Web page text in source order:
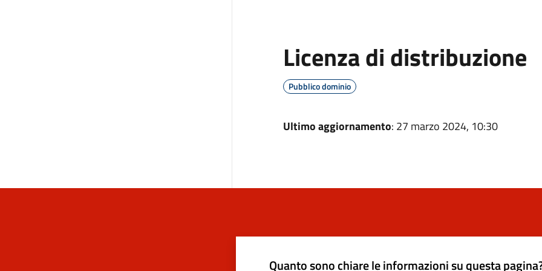
Licenza di distribuzione
Pubblico dominio
Ultimo aggiornamento: 27 marzo 2024, 10:30
Quanto sono chiare le informazioni su questa